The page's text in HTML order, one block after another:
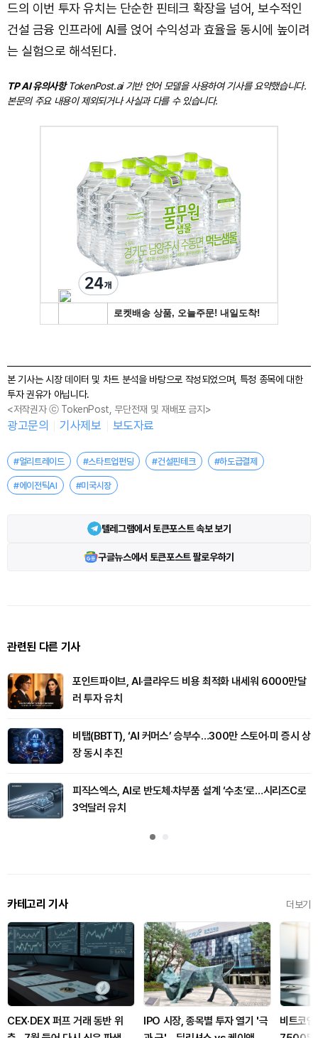
드의 이번 투자 유치는 단순한 핀테크 확장을 넘어, 보수적인
건설 금융 인프라에 AI를 얹어 수익성과 효율을 동시에 높이려
는 실험으로 해석된다.
TP AI 유의사항TokenPost.ai 기반 언어 모델을 사용하여 기사를 요약했습니다.
본문의 주요 내용이 제외되거나 사실과 다를 수 있습니다.
본 기사는 시장 데이터 및 차트 분석을 바탕으로 작성되었으며, 특정 종목에 대한
투자 권유가 아닙니다.
<저작권자 ⓒ TokenPost, 무단전재 및 재배포 금지>
광고문의 기사제보 보도자료
#얼리트레이드 #스타트업펀딩 #건설핀테크 #하도급결제
#에이전틱AI #미국시장
텔레그램에서 토큰포스트 속보 보기
구글뉴스에서 토큰포스트 팔로우하기
관련된 다른 기사
포인트파이브, AI·클라우드 비용 최적화 내세워 6000만달
러 투자 유치
비탭(BBTT), ‘AI 커머스’ 승부수…300만 스토어·미 증시 상
장 동시 추진
피직스엑스, AI로 반도체·차부품 설계 ‘수초’로…시리즈C로
3억달러 유치
카테고리 기사 더보기
CEX·DEX 퍼프 거래 동반 위
IPO 시장, 종목별 투자 열기 '극
비트코